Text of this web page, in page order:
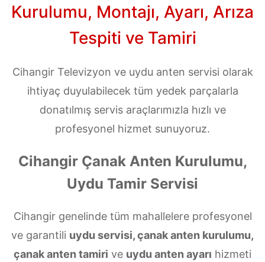
Kurulumu, Montajı, Ayarı, Arıza
Tespiti ve Tamiri
Cihangir Televizyon ve uydu anten servisi olarak
ihtiyaç duyulabilecek tüm yedek parçalarla
donatılmış servis araçlarımızla hızlı ve
profesyonel hizmet sunuyoruz.
Cihangir Çanak Anten Kurulumu,
Uydu Tamir Servisi
Cihangir genelinde tüm mahallelere profesyonel
ve garantili uydu servisi, çanak anten kurulumu,
çanak anten tamiri ve uydu anten ayarı hizmeti